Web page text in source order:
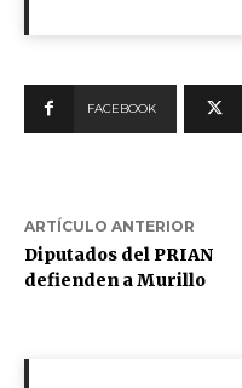
FACEBOOK
ARTÍCULO ANTERIOR
Diputados del PRIAN
defienden a Murillo